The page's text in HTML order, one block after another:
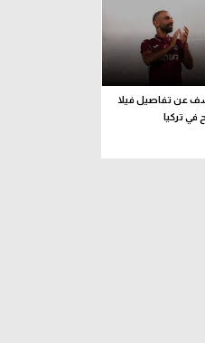
عن تفاصيل فيلا
في تركيا